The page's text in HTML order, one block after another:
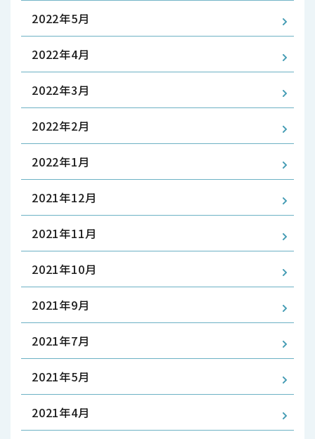
2022年5月
2022年4月
2022年3月
2022年2月
2022年1月
2021年12月
2021年11月
2021年10月
2021年9月
2021年7月
2021年5月
2021年4月